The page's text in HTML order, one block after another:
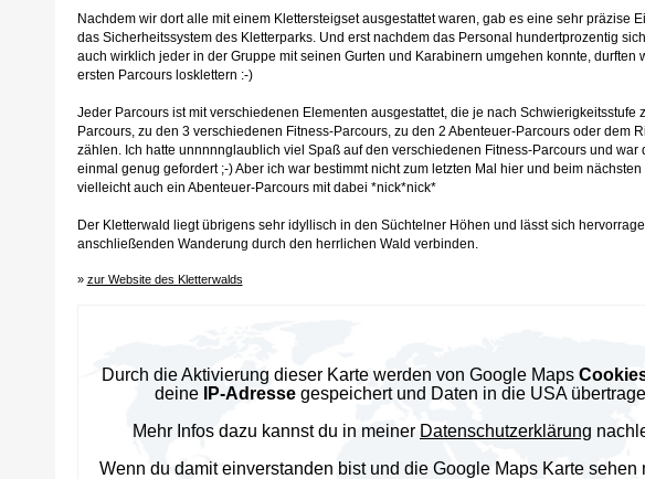
Nachdem wir dort alle mit einem Klettersteigset ausgestattet waren, gab es eine sehr präzise
das Sicherheitssystem des Kletterparks. Und erst nachdem das Personal hundertprozentig
auch wirklich jeder in der Gruppe mit seinen Gurten und Karabinern umgehen konnte, durften
ersten Parcours losklettern :-)
Jeder Parcours ist mit verschiedenen Elementen ausgestattet, die je nach Schwierigkeitsstufe
Parcours, zu den 3 verschiedenen Fitness-Parcours, zu den 2 Abenteuer-Parcours oder dem
zählen. Ich hatte unnnnnglaublich viel Spaß auf den verschiedenen Fitness-Parcours und war
einmal genug gefordert ;-) Aber ich war bestimmt nicht zum letzten Mal hier und beim nächsten
vielleicht auch ein Abenteuer-Parcours mit dabei *nick*nick*
Der Kletterwald liegt übrigens sehr idyllisch in den Süchtelner Höhen und lässt sich
anschließenden Wanderung durch den herrlichen Wald verbinden.
» zur Website des Kletterwalds
Durch die Aktivierung dieser Karte werden von Google Maps
deine
IP-Adresse gespeichert und Daten in die USA
Mehr Infos dazu kannst du in meiner Datenschutzerklärung
Wenn du damit einverstanden bist und die Google Maps Karte sehen